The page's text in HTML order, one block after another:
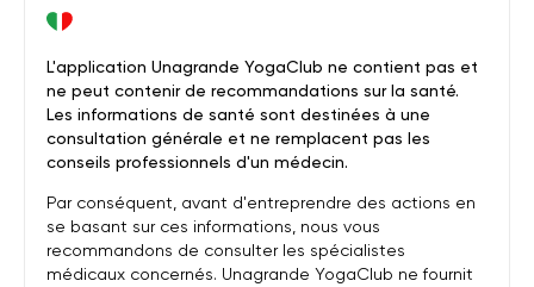
L'application Unagrande YogaClub ne contient pas et
ne peut contenir de recommandations sur la santé.
Les informations de santé sont destinées à une
consultation générale et ne remplacent pas les
conseils professionnels d'un médecin.
Par conséquent, avant d'entreprendre des actions en
se basant sur ces informations, nous vous
recommandons de consulter les spécialistes
médicaux concernés. Unagrande YogaClub ne fournit